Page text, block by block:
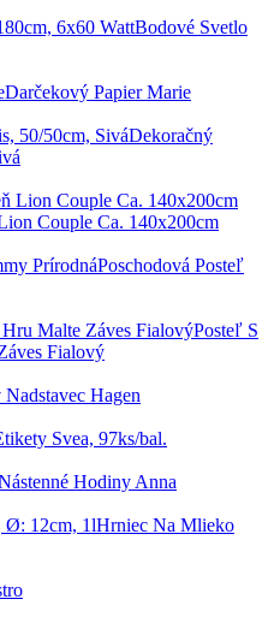
Bodové Svetlo
Darčekový Papier Marie
Dekoračný
Couple Ca. 140x200cm
Poschodová Posteľ
Posteľ S
Fialový
Hagen
Svea, 97ks/bal.
Hodiny Anna
Hrniec Na Mlieko